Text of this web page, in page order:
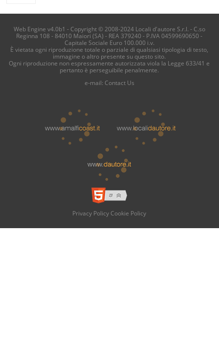
Web Engine v4.0b1 - Copyright © 2008-2024 Locali d'autore S.r.l. - C.so
Reginna 108 - 84010 Maiori (SA) - REA 379240 - P.IVA 04599690650 -
Capitale Sociale Euro 100.000 i.v.
È vietata ogni riproduzione totale o parziale di qualsiasi tipologia di testo,
immagine o altro presente su questo sito.
Ogni riproduzione non espressamente autorizzata viola la Legge 633/41 e
pertanto è perseguibile penalmente.
e-mail: Contact Us
Privacy Policy Cookie Policy